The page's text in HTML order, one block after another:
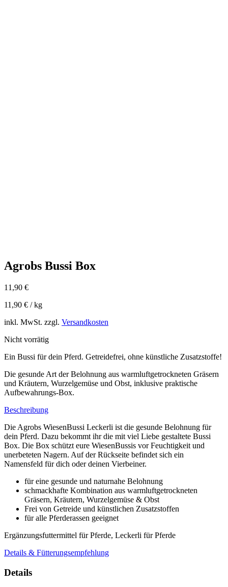
Agrobs Bussi Box
11,90 €
11,90 € /kg
inkl. MwSt. zzgl. Versandkosten
Nicht vorrätig
Ein Bussi für dein Pferd. Getreidefrei, ohne künstliche Zusatzstoffe!
Die gesunde Art der Belohnung aus warmluftgetrockneten Gräsern
und Kräutern, Wurzelgemüse und Obst, inklusive praktische
Aufbewahrungs-Box.
Beschreibung
Die Agrobs WiesenBussi Leckerli ist die gesunde Belohnung für
dein Pferd. Dazu bekommt ihr die mit viel Liebe gestaltete Bussi
Box. Die Box schützt eure WiesenBussis vor Feuchtigkeit und
unerbeteten Nagern. Auf der Rückseite befindet sich ein
Namensfeld für dich oder deinen Vierbeiner.
für eine gesunde und naturnahe Belohnung
schmackhafte Kombination aus warmluftgetrockneten
Gräsern, Kräutern, Wurzelgemüse & Obst
Frei von Getreide und künstlichen Zusatzstoffen
für alle Pferderassen geeignet
Ergänzungsfuttermittel für Pferde, Leckerli für Pferde
Details & Fütterungsempfehlung
Details